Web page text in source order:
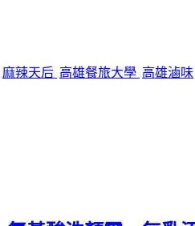
麻辣天后 高雄餐旅大學 高雄滷味